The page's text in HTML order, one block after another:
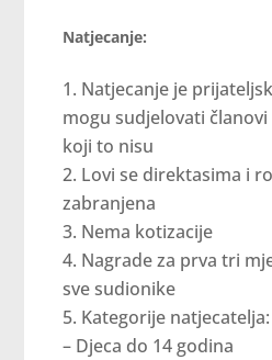
Natjecanje:
Natjecanje je
mogu sudjelovati
koji to nisu
Lovi se direktasima i
zabranjena
Nema kotizacije
Nagrade za prva tri
sve sudionike
Kategorije natjecatelja:
– Djeca do 14 godina